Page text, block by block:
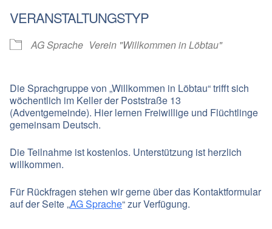
VERANSTALTUNGSTYP
AG Sprache Verein "Willkommen in Löbtau"
Die Sprachgruppe von „Willkommen in Löbtau“ trifft sich
wöchentlich im Keller der Poststraße 13
(Adventgemeinde). Hier lernen Freiwillige und Flüchtlinge
gemeinsam Deutsch.
Die Teilnahme ist kostenlos. Unterstützung ist herzlich
willkommen.
Für Rückfragen stehen wir gerne über das Kontaktformular
auf der Seite „AG Sprache“ zur Verfügung.